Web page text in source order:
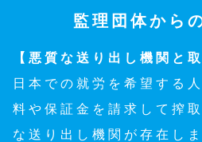
監理団体から
【悪質な送り出し機関と
日本での就労を希望する
料や保証金を請求して搾
な送り出し機関が存在し